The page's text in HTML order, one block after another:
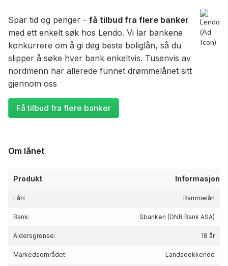
Spar tid og penger - få tilbud fra flere banker
med ett enkelt søk hos Lendo. Vi lar bankene
konkurrere om å gi deg beste boliglån, så du
slipper å søke hver bank enkeltvis. Tusenvis av
nordmenn har allerede funnet drømmelånet sitt
gjennom oss
Få tilbud fra flere banker
Om lånet
Produkt Informasjon
Lån: Rammelån
Bank: Sbanken (DNB Bank ASA)
Aldersgrense: 18 år
Markedsområdet: Landsdekkende